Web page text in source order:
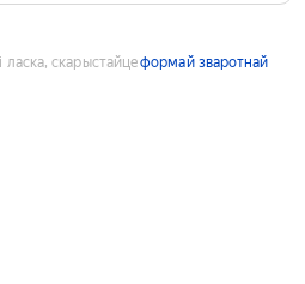
ласка, скарыстайцеформай зваротнай